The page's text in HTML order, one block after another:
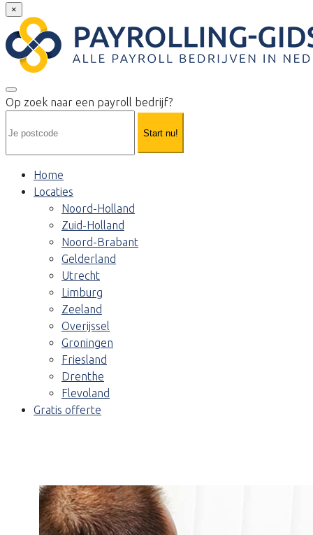
×
Op zoek naar een payroll bedrijf?
Start nu!
Home
Locaties
Noord-Holland
Zuid-Holland
Noord-Brabant
Gelderland
Utrecht
Limburg
Zeeland
Overijssel
Groningen
Friesland
Drenthe
Flevoland
Gratis offerte